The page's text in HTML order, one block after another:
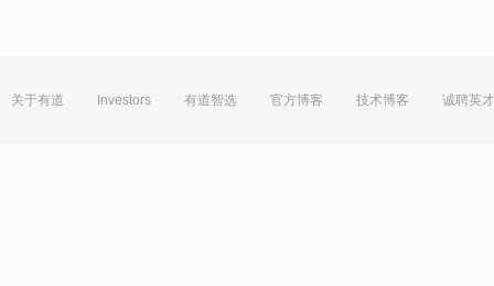
关于有道 Investors 有道智选 官方博客 技术博客 诚聘英才